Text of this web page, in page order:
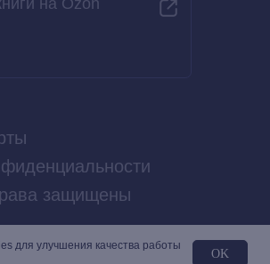
для улучшения качества работы
OK